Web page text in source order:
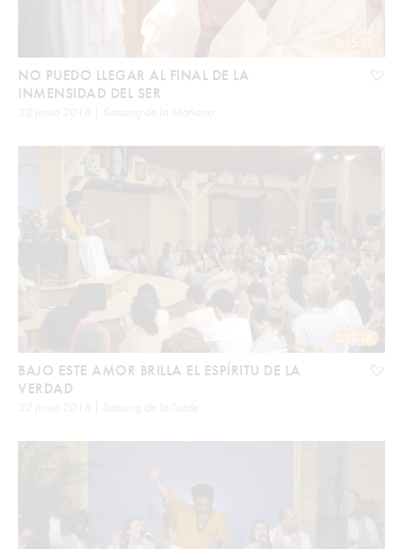
2:35:31
NO PUEDO LLEGAR AL FINAL DE LA
INMENSIDAD DEL SER
2:32:16
BAJO ESTE AMOR BRILLA EL ESPÍRITU DE LA
VERDAD